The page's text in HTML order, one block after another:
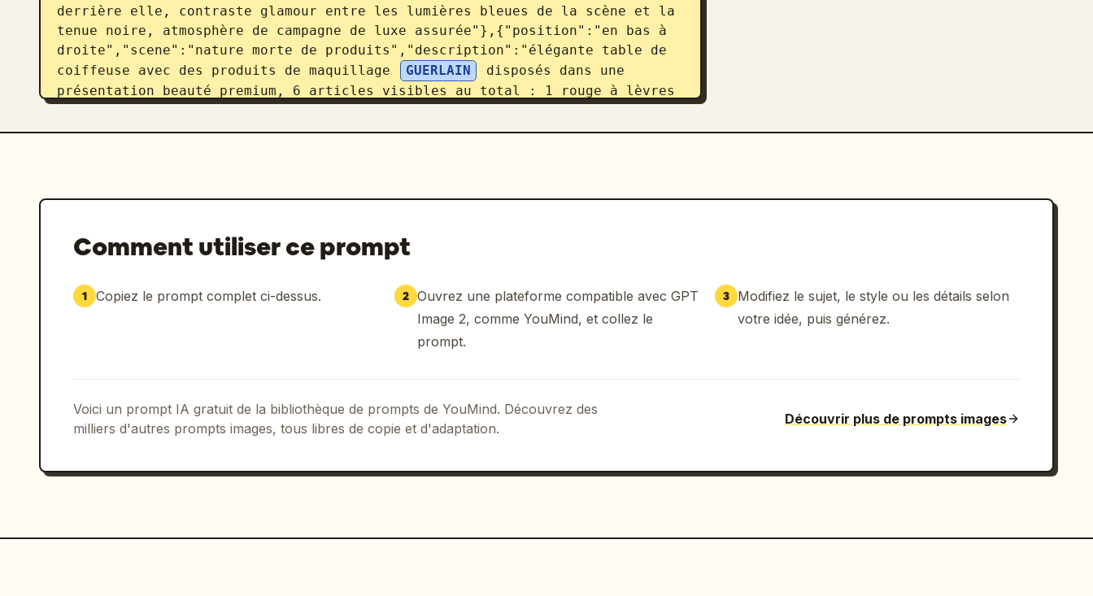
derrière elle, contraste glamour entre les lumières bleues de la scène et la
tenue noire, atmosphère de campagne de luxe assurée"},{"position":"en bas à
droite","scene":"nature morte de produits","description":"élégante table de
coiffeuse avec des produits de maquillage
GUERLAIN
disposés dans une
présentation beauté premium, 6 articles visibles au total : 1 rouge à lèvres
de mascara noir, 1 flacon de fond de teint blanc avec bouchon doré, 1
Image 2' en dessous"},"color_palette":{"tones":["beige chaud","or","blanc
cinématographique, faible profondeur de champ, style de prise de vue produit
soigné, éclairage de peau doux, composition publicitaire mode premium"}
Comment utiliser ce prompt
1 Copiez le prompt complet ci-dessus. 2 Ouvrez une plateforme compatible avec GPT
Image 2, comme YouMind, et collez le
prompt.
3
Modifiez le sujet, le style ou les détails selon
votre idée, puis générez.
Voici un prompt IA gratuit de la bibliothèque de prompts de YouMind. Découvrez des
milliers d'autres prompts images, tous libres de copie et d'adaptation.
Découvrir plus de prompts images